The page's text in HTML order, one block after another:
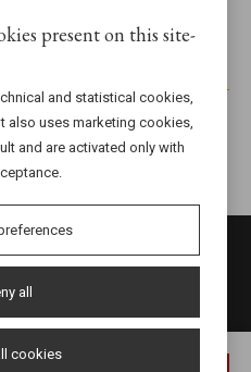
present on this site
and statistical cookies,
also uses marketing cookies,
and are activated only with
all
cookies